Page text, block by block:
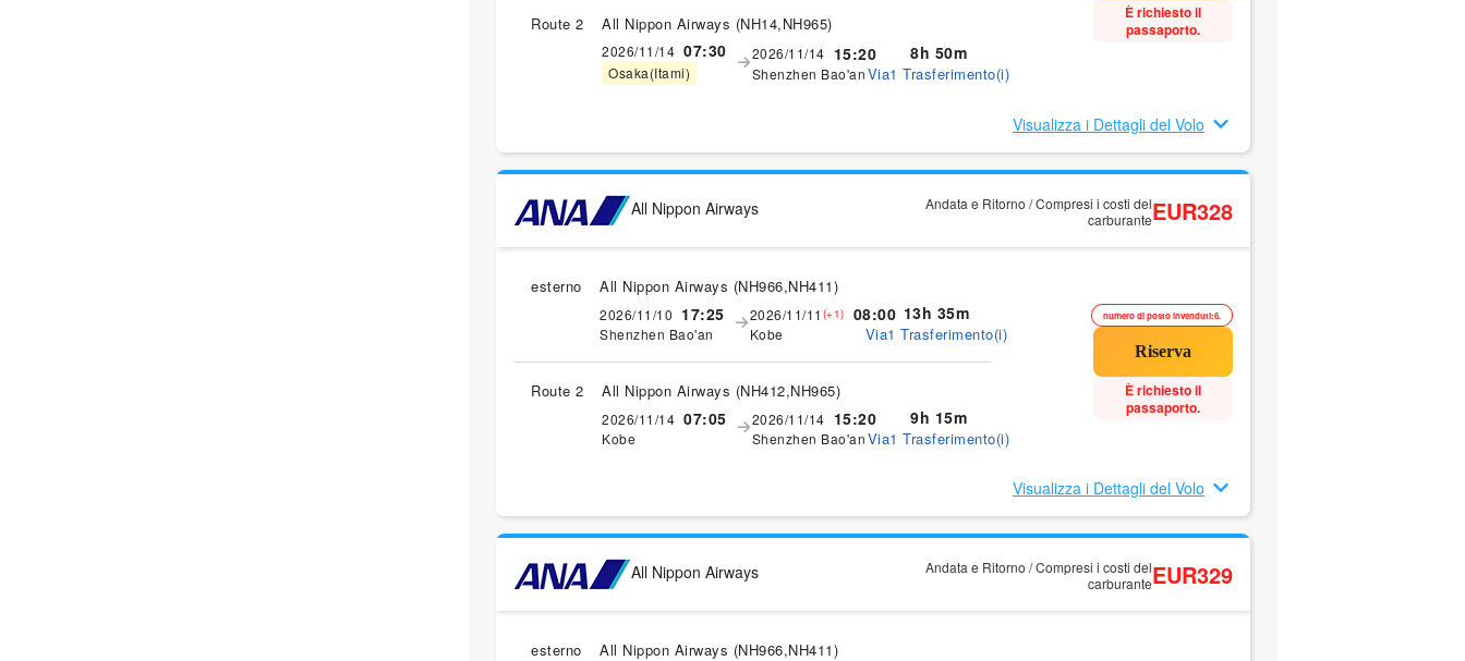
Route 2 All Nippon Airways (NH14,NH965)
2026/11/14 07:30
Osaka(Itami)
2026/11/14 15:20
Shenzhen Bao'an
8h 50m
Via1 Trasferimento(i)
È richiesto il
passaporto.
Visualizza i Dettagli del Volo
All Nippon Airways
Andata e Ritorno / Compresi i costi del
carburanteEUR328
esterno All Nippon Airways (NH966,NH411)
2026/11/10 17:25
Shenzhen Bao'an
2026/11/11 (+1) 08:00
Kobe
13h 35m
Via1 Trasferimento(i)
Route 2 All Nippon Airways (NH412,NH965)
2026/11/14 07:05
Kobe
2026/11/14 15:20
Shenzhen Bao'an
9h 15m
Via1 Trasferimento(i)
numero di posto invenduti:6.
È richiesto il
passaporto.
Visualizza i Dettagli del Volo
All Nippon Airways
Andata e Ritorno / Compresi i costi del
carburanteEUR329
esterno All Nippon Airways (NH966,NH411)